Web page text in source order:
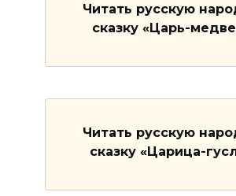
Читать русскую
сказку «Царь-
Читать русскую
сказку «Царица-